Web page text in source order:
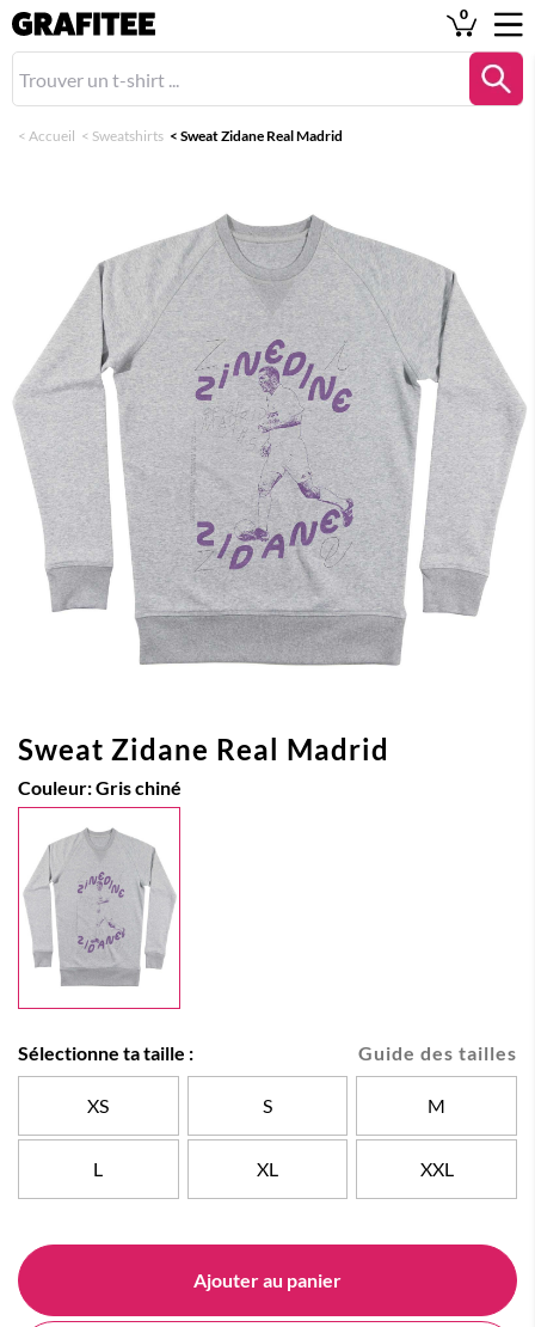
0
< Accueil < Sweatshirts < Sweat Zidane Real Madrid
Sweat Zidane Real Madrid
Couleur:Gris chiné
Guide des tailles
Sélectionne ta taille :
XS S M
L XL XXL
Ajouter au panier